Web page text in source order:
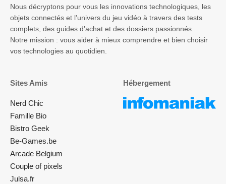
Nous décryptons pour vous les innovations technologiques, les
objets connectés et l’univers du jeu vidéo à travers des tests
complets, des guides d’achat et des dossiers passionnés.
Notre mission : vous aider à mieux comprendre et bien choisir
vos technologies au quotidien.
Sites Amis
Nerd Chic
Famille Bio
Bistro Geek
Be-Games.be
Arcade Belgium
Couple of pixels
Julsa.fr
Hébergement